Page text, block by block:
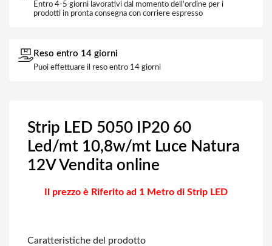
Entro 4-5 giorni lavorativi dal momento dell'ordine per i
prodotti in pronta consegna con corriere espresso
Reso entro 14 giorni
Puoi effettuare il reso entro 14 giorni
Strip LED 5050 IP20 60
Led/mt 10,8w/mt Luce Natura
12V Vendita online
Il prezzo è Riferito ad 1 Metro di Strip LED
Caratteristiche del prodotto